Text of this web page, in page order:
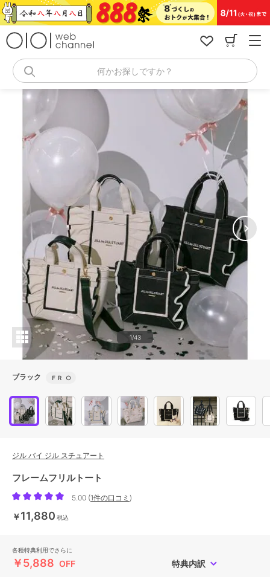
コ
ン
何かお探しですか？
1/43
ブラック ＦＲ ○
ジル バイ ジル スチュアート
フレームフリルトート
5.00 (1件の口コミ )
￥11,880 税込
各種特典利用でさらに
￥5,888 OFF 特典内訳